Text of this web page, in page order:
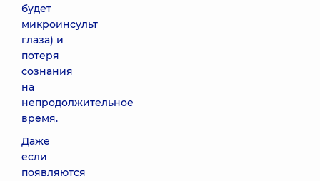
будет
микроинсульт
глаза) и
потеря
сознания
на
непродолжительное
время.
Даже
если
появляются